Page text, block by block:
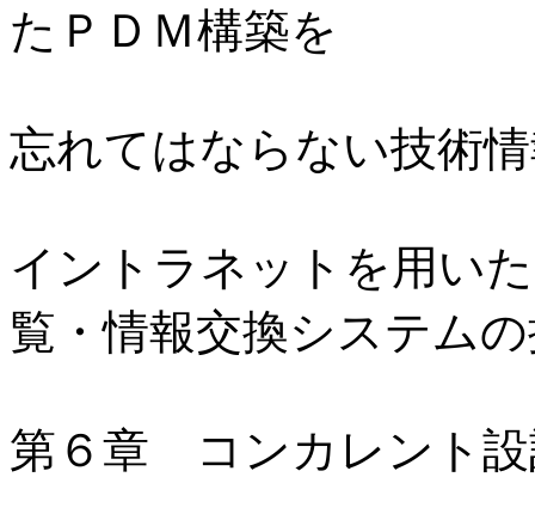
たＰＤＭ構築を
忘れてはならない技術
イントラネットを用い
覧・情報交換システム
第６章 コンカレント設